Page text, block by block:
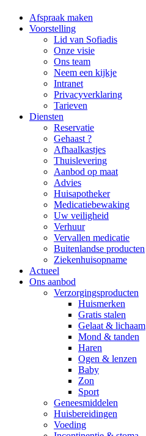
Afspraak maken
Voorstelling
Lid van Sofiadis
Onze visie
Ons team
Neem een kijkje
Intranet
Privacyverklaring
Tarieven
Diensten
Reservatie
Gehaast ?
Afhaalkastjes
Thuislevering
Aanbod op maat
Advies
Huisapotheker
Medicatiebewaking
Uw veiligheid
Verhuur
Vervallen medicatie
Buitenlandse producten
Ziekenhuisopname
Actueel
Ons aanbod
Verzorgingsproducten
Huismerken
Gratis stalen
Gelaat & lichaam
Mond & tanden
Haren
Ogen & lenzen
Baby
Zon
Sport
Geneesmiddelen
Huisbereidingen
Voeding